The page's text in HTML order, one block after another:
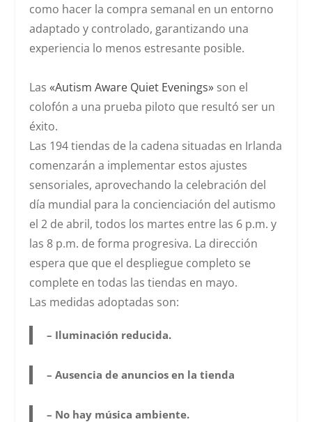
como hacer la compra semanal en un entorno
adaptado y controlado, garantizando una
experiencia lo menos estresante posible.
Las«Autism Aware Quiet Evenings» son el
colofón a una prueba piloto que resultó ser un
éxito.
Las 194 tiendas de la cadena situadas en Irlanda
comenzarán a implementar estos ajustes
sensoriales, aprovechando la celebración del
día mundial para la concienciación del autismo
el 2 de abril, todos los martes entre las 6 p.m. y
las 8 p.m. de forma progresiva. La dirección
espera que que el despliegue completo se
complete en todas las tiendas en mayo.
Las medidasadoptadas son:
– Iluminación reducida.
– Ausencia de anuncios en la tienda
– No hay música ambiente.